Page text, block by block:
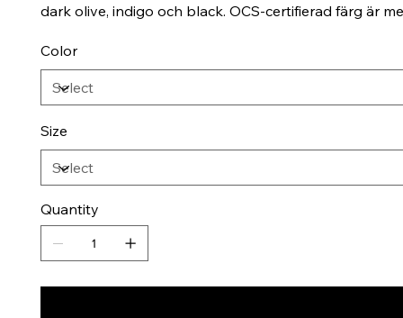
dark olive, indigo och black. OCS-certifierad färg är
Color
Size
Quantity